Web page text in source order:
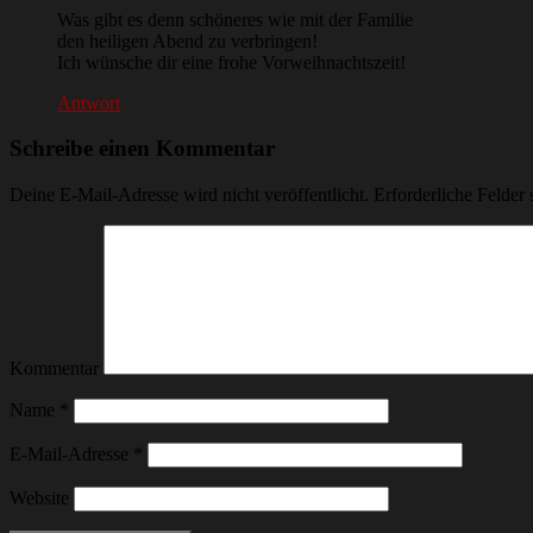
Was gibt es denn schöneres wie mit der Familie
den heiligen Abend zu verbringen!
Ich wünsche dir eine frohe Vorweihnachtszeit!
Antwort
Schreibe einen Kommentar
Deine E-Mail-Adresse wird nicht veröffentlicht. Erforderliche Felder
Kommentar
Name
E-Mail-Adresse
Website